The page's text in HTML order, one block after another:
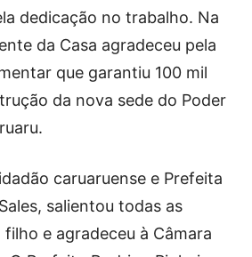
dedicação no trabalho. Na
da Casa agradeceu pela
que garantiu 100 mil
da nova sede do Poder
caruaruense e Prefeita
salientou todas as
e agradeceu à Câmara